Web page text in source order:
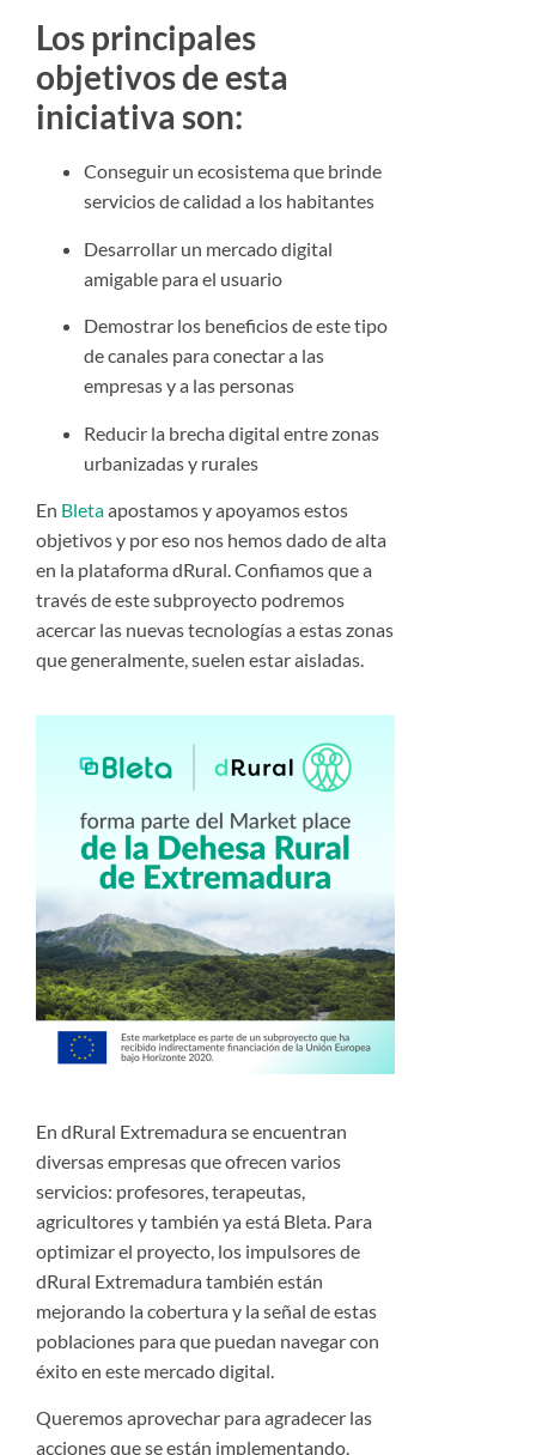
Los principales
objetivos de esta
iniciativa son:
Conseguir un ecosistema que brinde
servicios de calidad a los habitantes
Desarrollar un mercado digital
amigable para el usuario
Demostrar los beneficios de este tipo
de canales para conectar a las
empresas y a las personas
Reducir la brecha digital entre zonas
urbanizadas y rurales
En Bletaapostamos y apoyamos estos
objetivos y por eso nos hemos dado de alta
en la plataforma dRural. Confiamos que a
través de este subproyecto podremos
acercar las nuevas tecnologías a estas zonas
que generalmente, suelen estar aisladas.
En dRural Extremadura se encuentran
diversas empresas que ofrecen varios
servicios: profesores, terapeutas,
agricultores y también ya está Bleta. Para
optimizar el proyecto, los impulsores de
dRural Extremadura también están
mejorando la cobertura y la señal de estas
poblaciones para que puedan navegar con
éxito en este mercado digital.
Queremos aprovechar para agradecer las
acciones que se están implementando.